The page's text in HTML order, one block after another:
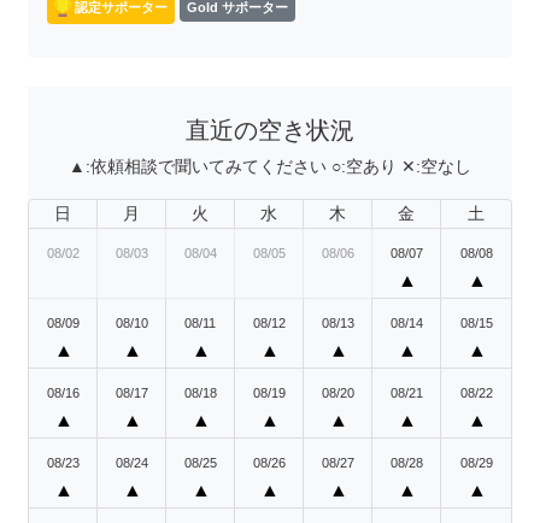
認定サポーター Gold サポーター
直近の空き状況
▲:依頼相談で聞いてみてください ○:空あり ✕:空なし
日 月 火 水 木 金 土
08/02 08/03 08/04 08/05 08/06 08/07
▲
08/08
▲
08/09
▲
08/10
▲
08/11
▲
08/12
▲
08/13
▲
08/14
▲
08/15
▲
08/16
▲
08/17
▲
08/18
▲
08/19
▲
08/20
▲
08/21
▲
08/22
▲
08/23
▲
08/24
▲
08/25
▲
08/26
▲
08/27
▲
08/28
▲
08/29
▲